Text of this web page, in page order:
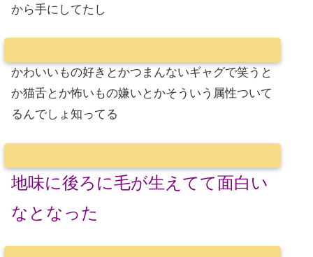
から手にしてたし
かわいいもの好きとかつまんないギャグで笑うと
か猫舌とか怖いもの嫌いとかそういう属性ついて
るんでしょ知ってる
地味に後ろに毛が生えてて面白い
なとなった